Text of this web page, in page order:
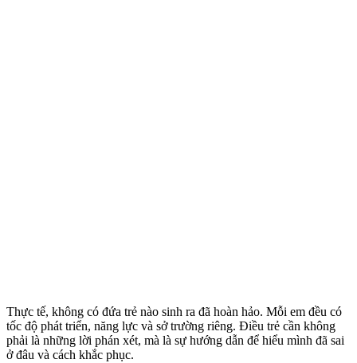
Thực tế, không có đứa trẻ nào sinh ra đã hoàn hảo. Mỗi em đều có
tốc độ phát triển, năng lực và sở trường riêng. Điều trẻ cần không
phải là những lời phán xét, mà là sự hướng dẫn để hiểu mình đã sai
ở đâu và cách khắc phục.